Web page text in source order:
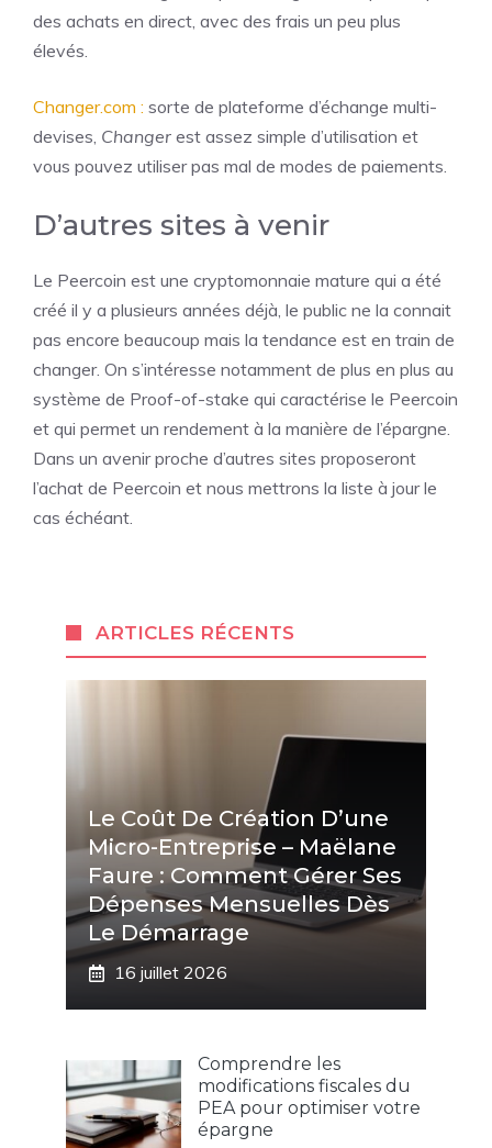
des achats en direct, avec des frais un peu plus
élevés.
Changer.com : sorte de plateforme d’échange multi-
devises, Changer est assez simple d’utilisation et
vous pouvez utiliser pas mal de modes de paiements.
D’autres sites à venir
Le Peercoin est une cryptomonnaie mature qui a été
créé il y a plusieurs années déjà, le public ne la connait
pas encore beaucoup mais la tendance est en train de
changer. On s’intéresse notamment de plus en plus au
système de Proof-of-stake qui caractérise le Peercoin
et qui permet un rendement à la manière de l’épargne.
Dans un avenir proche d’autres sites proposeront
l’achat de Peercoin et nous mettrons la liste à jour le
cas échéant.
ARTICLES RÉCENTS
Le Coût De Création D’une
Micro-Entreprise – Maëlane
Faure : Comment Gérer Ses
Dépenses Mensuelles Dès
Le Démarrage
16 juillet 2026
Comprendre les
modifications fiscales du
PEA pour optimiser votre
épargne